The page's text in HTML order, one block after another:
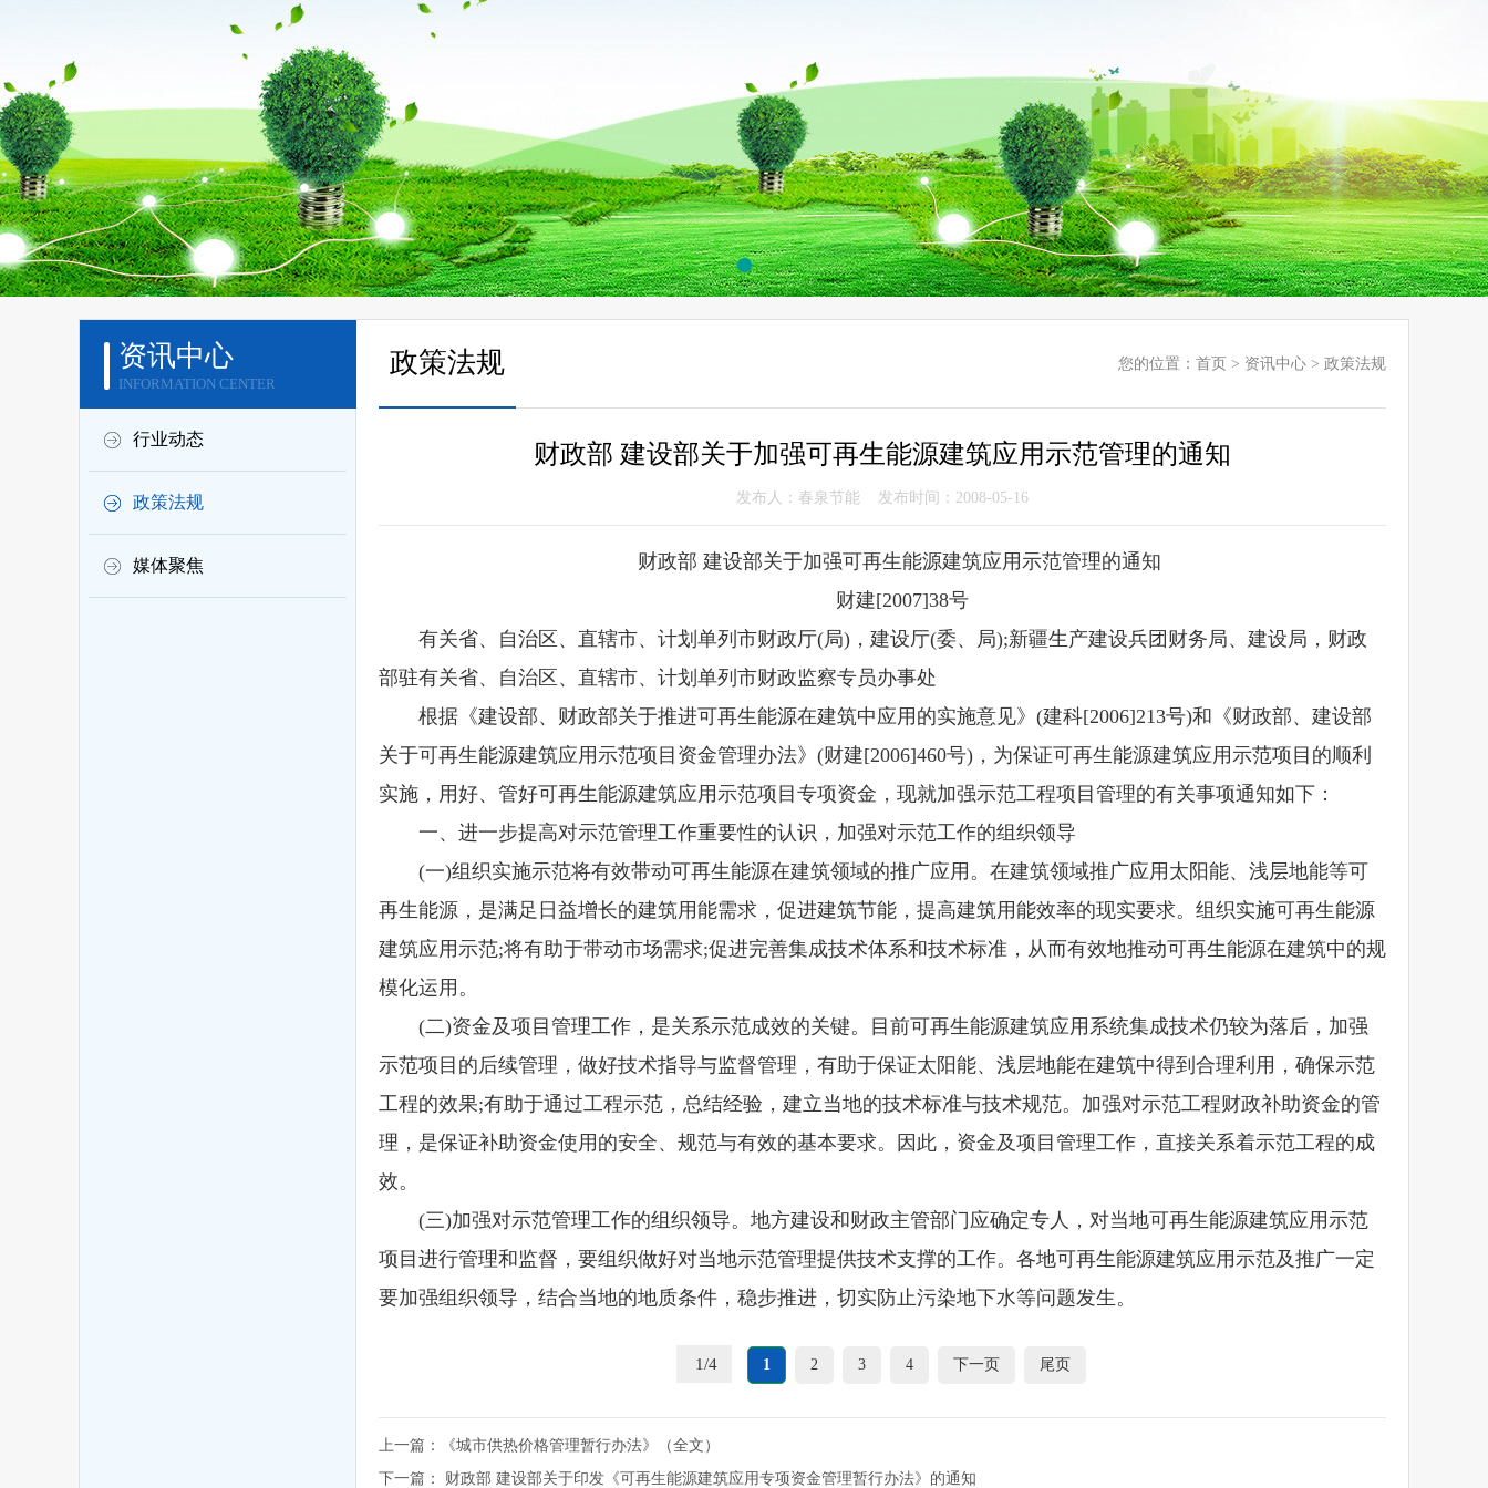
资讯中心
INFORMATION CENTER
行业动态
政策法规
媒体聚焦
您的位置： 首页 > 资讯中心 > 政策法规
政策法规
财政部 建设部关于加强可再生能源建筑应用示范管理的通知
发布人：春泉节能 发布时间：2008-05-16
财政部 建设部关于加强可再生能源建筑应用示范管理的通知
财建[2007]38号
有关省、自治区、直辖市、计划单列市财政厅(局)，建设厅(委、局);新疆生产建设兵团财务局、建设局，财政
部驻有关省、自治区、直辖市、计划单列市财政监察专员办事处
根据《建设部、财政部关于推进可再生能源在建筑中应用的实施意见》(建科[2006]213号)和《财政部、建设部
关于可再生能源建筑应用示范项目资金管理办法》(财建[2006]460号)，为保证可再生能源建筑应用示范项目的顺利
实施，用好、管好可再生能源建筑应用示范项目专项资金，现就加强示范工程项目管理的有关事项通知如下：
一、进一步提高对示范管理工作重要性的认识，加强对示范工作的组织领导
(一)组织实施示范将有效带动可再生能源在建筑领域的推广应用。在建筑领域推广应用太阳能、浅层地能等可
再生能源，是满足日益增长的建筑用能需求，促进建筑节能，提高建筑用能效率的现实要求。组织实施可再生能源
建筑应用示范;将有助于带动市场需求;促进完善集成技术体系和技术标准，从而有效地推动可再生能源在建筑中的规
模化运用。
(二)资金及项目管理工作，是关系示范成效的关键。目前可再生能源建筑应用系统集成技术仍较为落后，加强
示范项目的后续管理，做好技术指导与监督管理，有助于保证太阳能、浅层地能在建筑中得到合理利用，确保示范
工程的效果;有助于通过工程示范，总结经验，建立当地的技术标准与技术规范。加强对示范工程财政补助资金的管
理，是保证补助资金使用的安全、规范与有效的基本要求。因此，资金及项目管理工作，直接关系着示范工程的成
效。
(三)加强对示范管理工作的组织领导。地方建设和财政主管部门应确定专人，对当地可再生能源建筑应用示范
项目进行管理和监督，要组织做好对当地示范管理提供技术支撑的工作。各地可再生能源建筑应用示范及推广一定
要加强组织领导，结合当地的地质条件，稳步推进，切实防止污染地下水等问题发生。
1/4 1 2 3 4 下一页 尾页
上一篇：
《城市供热价格管理暂行办法》（全文）
下一篇：
财政部 建设部关于印发《可再生能源建筑应用专项资金管理暂行办法》的通知